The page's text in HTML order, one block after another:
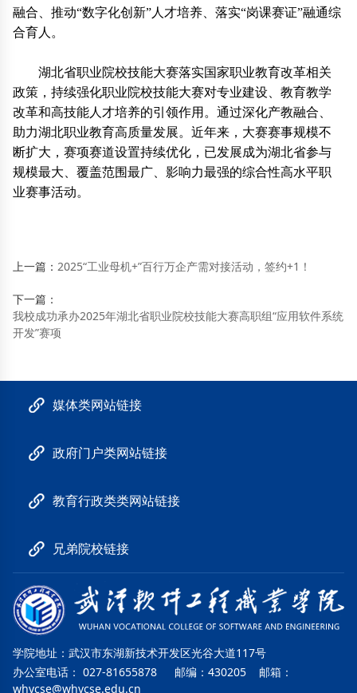
融合、推动“数字化创新”人才培养、落实“岗课赛证”融通综
合育人。
湖北省职业院校技能大赛落实国家职业教育改革相关
政策，持续强化职业院校技能大赛对专业建设、教育教学
改革和高技能人才培养的引领作用。通过深化产教融合、
助力湖北职业教育高质量发展。近年来，大赛赛事规模不
断扩大，赛项赛道设置持续优化，已发展成为湖北省参与
规模最大、覆盖范围最广、影响力最强的综合性高水平职
业赛事活动。
上一篇：2025“工业母机+”百行万企产需对接活动，签约+1！
下一篇：
我校成功承办2025年湖北省职业院校技能大赛高职组“应用软件系统
开发”赛项
媒体类网站链接
政府门户类网站链接
教育行政类类网站链接
兄弟院校链接
学院地址：武汉市东湖新技术开发区光谷大道117号
办公室电话： 027-81655878 邮编：430205 邮箱：
whvcse@whvcse.edu.cn